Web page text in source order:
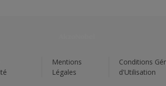
Mentions
Légales
Conditions
d'Utilisation